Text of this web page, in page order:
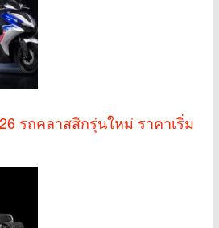
รถคลาสสิกรุ่นใหม่ ราคาเริ่ม